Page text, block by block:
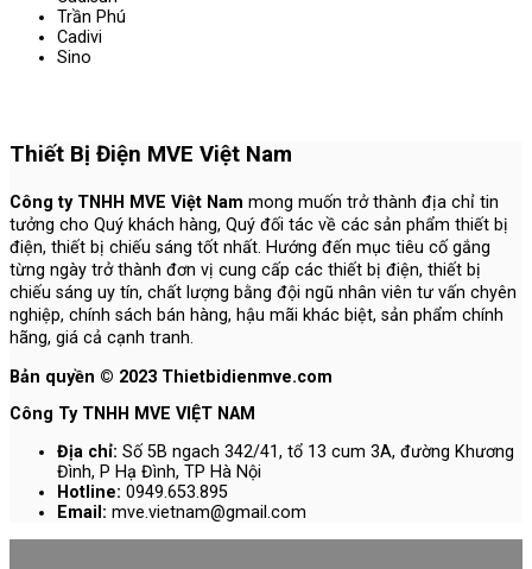
Trần Phú
Cadivi
Sino
Thiết Bị Điện MVE Việt Nam
Công ty TNHH MVE Việt Nam mong muốn trở thành địa chỉ tin
tưởng cho Quý khách hàng, Quý đối tác về các sản phẩm thiết bị
điện, thiết bị chiếu sáng tốt nhất. Hướng đến mục tiêu cố gắng
từng ngày trở thành đơn vị cung cấp các thiết bị điện, thiết bị
chiếu sáng uy tín, chất lượng bằng đội ngũ nhân viên tư vấn chyên
nghiệp, chính sách bán hàng, hậu mãi khác biệt, sản phẩm chính
hãng, giá cả cạnh tranh.
Bản quyền © 2023 Thietbidienmve.com
Công Ty TNHH MVE VIỆT NAM
Địa chỉ: Số 5B ngach 342/41, tổ 13 cum 3A, đường Khương
Đình, P Hạ Đình, TP Hà Nội
Hotline: 0949.653.895
Email: mve.vietnam@gmail.com